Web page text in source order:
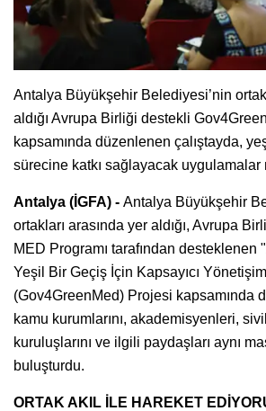
Antalya Büyükşehir Belediyesi’nin
aldığı Avrupa Birliği destekli
kapsamında düzenlenen çalıştayda,
sürecine katkı sağlayacak uygulamalar
Antalya (İGFA) - Antalya Büyükşehir
ortakları arasında yer aldığı, Avrupa
MED Programı tarafından desteklenen
Yeşil Bir Geçiş İçin Kapsayıcı
(Gov4GreenMed) Projesi kapsamında
kamu kurumlarını, akademisyenleri,
kuruluşlarını ve ilgili paydaşları aynı
buluşturdu.
ORTAK AKIL İLE HAREKET